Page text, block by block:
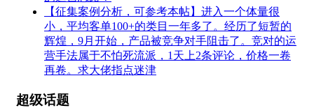
【征集案例分析，可参考本帖】进入一个体量很
小，平均客单100+的类目一年多了。经历了短暂的
辉煌，9月开始，产品被竞争对手阻击了。竞对的运
营手法属于不怕死流派，1天上2条评论，价格一卷
再卷。求大佬指点迷津
超级话题